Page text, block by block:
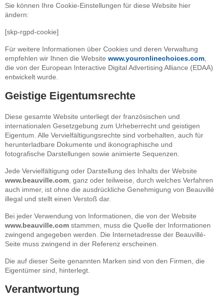
Sie können Ihre Cookie-Einstellungen für diese Website hier
ändern:
[skp-rgpd-cookie]
Für weitere Informationen über Cookies und deren Verwaltung
empfehlen wir Ihnen die Website www.youronlinechoices.com
die von der European Interactive Digital Advertising Alliance (EDAA)
entwickelt wurde.
Geistige Eigentumsrechte
Diese gesamte Website unterliegt der französischen und
internationalen Gesetzgebung zum Urheberrecht und geistigen
Eigentum. Alle Vervielfältigungsrechte sind vorbehalten, auch für
herunterladbare Dokumente und ikonographische und
fotografische Darstellungen sowie animierte Sequenzen.
Jede Vervielfältigung oder Darstellung des Inhalts der Website
www.beauville.com , ganz oder teilweise, durch welches Verfahren
auch immer, ist ohne die ausdrückliche Genehmigung von Beauvillé
illegal und stellt einen Verstoß dar.
Bei jeder Verwendung von Informationen, die von der Website
www.beauville.com stammen, muss die Quelle der Informationen
zwingend angegeben werden. Die Internetadresse der Beauvillé-
Seite muss zwingend in der Referenz erscheinen.
Die auf dieser Seite genannten Marken sind von den Firmen, die
Eigentümer sind, hinterlegt.
Verantwortung